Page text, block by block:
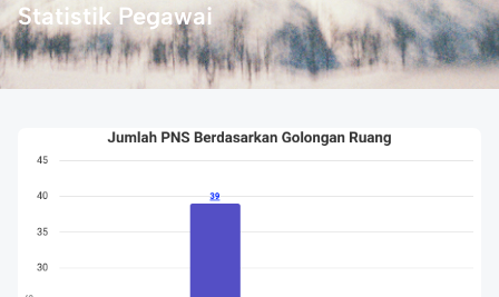
Statistik Pegawai